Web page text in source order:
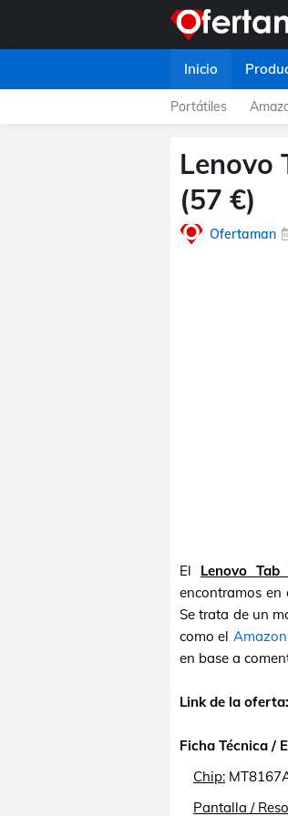
Inicio
Portátiles
Lenovo
(57 €)
Ofertaman
El Lenovo Tab
encontramos en
Se trata de un
como el
en base a
Link de la oferta:
Ficha Técnica /
Chip:
Pantalla /